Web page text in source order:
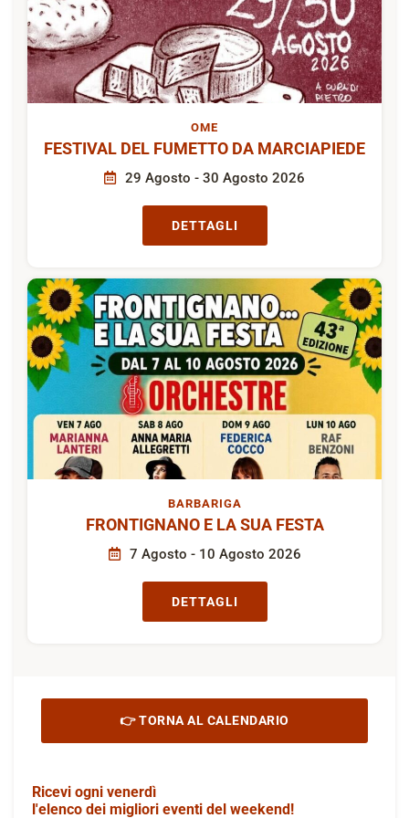
OME
FESTIVAL DEL FUMETTO DA MARCIAPIEDE
29 Agosto - 30 Agosto 2026
DETTAGLI
BARBARIGA
FRONTIGNANO E LA SUA FESTA
7 Agosto - 10 Agosto 2026
DETTAGLI
👉 TORNA AL CALENDARIO
Ricevi ogni venerdì
l'elenco dei migliori eventi del weekend!